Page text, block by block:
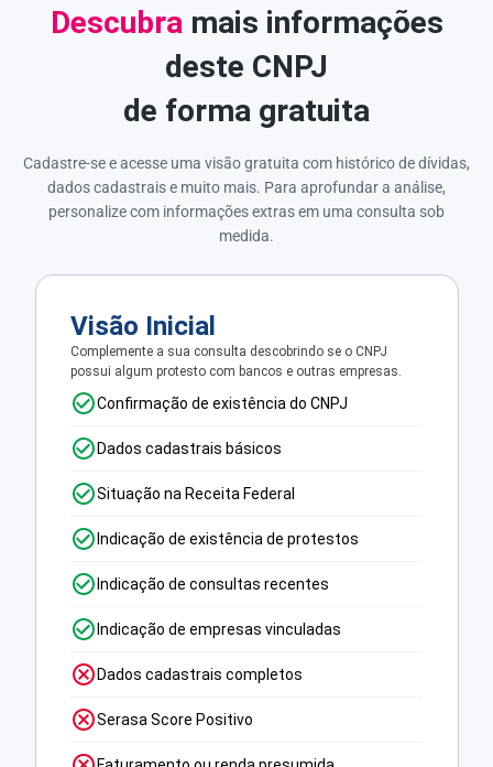
Descubramais informações
deste CNPJ
de forma gratuita
Cadastre-se e acesse uma visão gratuita com histórico de dívidas,
dados cadastrais e muito mais. Para aprofundar a análise,
personalize com informações extras em uma consulta sob
medida.
Visão Inicial
Complemente a sua consulta descobrindo se o CNPJ
possui algum protesto com bancos e outras empresas.
Confirmação de existência do CNPJ
Dados cadastrais básicos
Situação na Receita Federal
Indicação de existência de protestos
Indicação de consultas recentes
Indicação de empresas vinculadas
Dados cadastrais completos
Serasa Score Positivo